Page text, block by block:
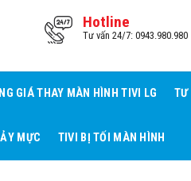
Hotline
Tư vấn 24/7: 0943.980.980
GIÁ THAY MÀN HÌNH TIVI LG TƯ
MỰC TIVI BỊ TỐI MÀN HÌNH